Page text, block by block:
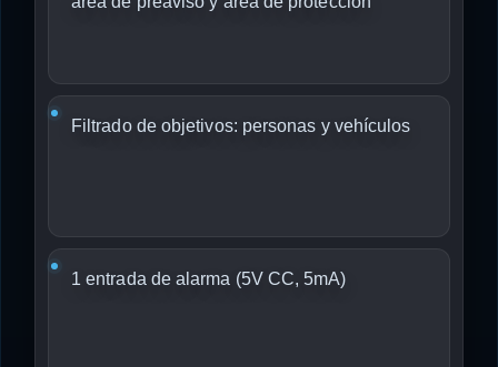
Filtrado de objetivos: personas y vehículos
1 entrada de alarma (5V CC, 5mA)